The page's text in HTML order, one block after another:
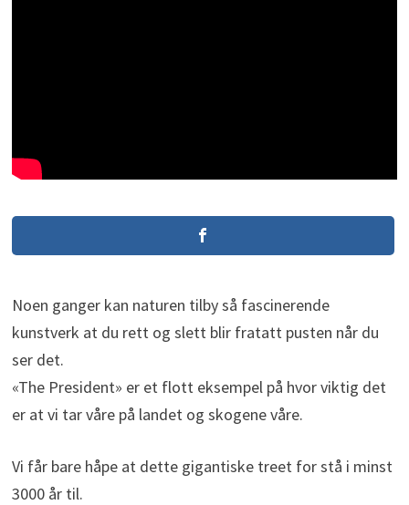
Noen ganger kan naturen tilby så fascinerende
kunstverk at du rett og slett blir fratatt pusten når du
ser det.
«The President» er et flott eksempel på hvor viktig det
er at vi tar våre på landet og skogene våre.
Vi får bare håpe at dette gigantiske treet for stå i minst
3000 år til.